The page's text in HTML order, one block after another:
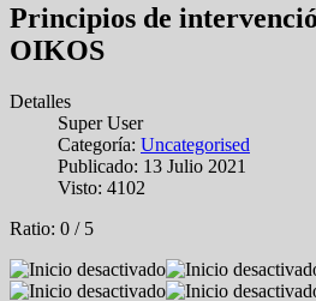
Principios de
OIKOS
Detalles
Super User
Categoría: Uncategorised
Publicado: 13 Julio 2021
Visto: 4102
Ratio: 0 / 5